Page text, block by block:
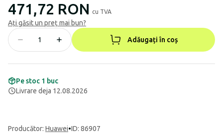
471,72 RON cu TVA
Ați găsit un preț mai bun?
Adăugați în coș
Pe stoc 1 buc
Livrare deja 12.08.2026
Producător: Huawei•ID: 86907